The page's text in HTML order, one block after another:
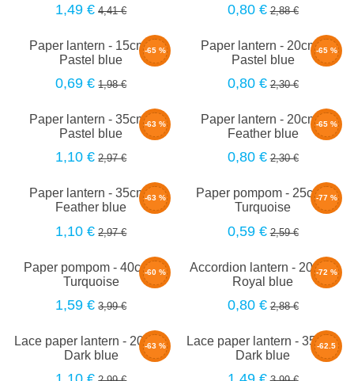
1,49 € 4,41 € 0,80 € 2,88 €
-65 %
Paper lantern - 15cm -
Pastel blue
0,69 € 1,98 €
-65 %
Paper lantern - 20cm -
Pastel blue
0,80 € 2,30 €
-63 %
Paper lantern - 35cm -
Pastel blue
1,10 € 2,97 €
-65 %
Paper lantern - 20cm -
Feather blue
0,80 € 2,30 €
-63 %
Paper lantern - 35cm -
Feather blue
1,10 € 2,97 €
-77 %
Paper pompom - 25cm -
Turquoise
0,59 € 2,59 €
-60 %
Paper pompom - 40cm -
Turquoise
1,59 € 3,99 €
-72 %
Accordion lantern - 20cm -
Royal blue
0,80 € 2,88 €
-63 %
Lace paper lantern - 20cm -
Dark blue
-62.5
Lace paper lantern - 35cm -
Dark blue